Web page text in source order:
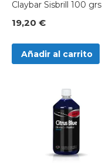
Claybar Sisbrill 100 grs
19,20 €
Añadir al carrito